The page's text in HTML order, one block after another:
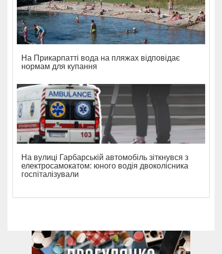
На Прикарпатті вода на пляжах відповідає
нормам для купання
На вулиці Гарбарській автомобіль зіткнувся з
електросамокатом: юного водія двоколісника
госпіталізували